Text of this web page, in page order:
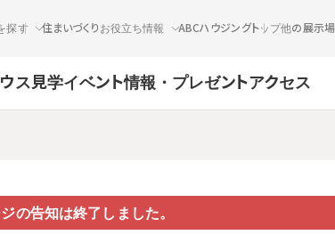
探す 住まいづくりお役立ち情報 ABCハウジングトップ他の展示場
ス見学イベント情報・プレゼントアクセス
の告知は終了しました。